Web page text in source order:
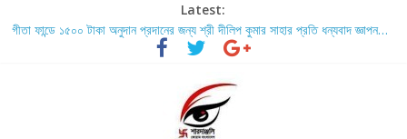
Latest:
গীতা ফান্ডে ১৫০০ টাকা অনুদান প্রদানের জন্য শ্রী দীলিপ কুমার সাহার প্রতি ধন্যবাদ জ্ঞাপন…
শ্রীশ্রী লোকনাথ ব্রহ্মচারীর ১৩৬ তম তিরোধান দিবসে বারদী শ্রী শ্রী লোকনাথ ব্রহ্মচারীর
লোকনাথ ব্রহ্মচারীর ১৩৬ তম তিরোধান দিবস উপলক্ষে নারায়ণগঞ্জ জেলার সোনারগাঁও উপজেলার
বারদীতে অবস্থা শ্রী শ্রী লোকনাথ ব্রহ্মচারীর আশ্রমে শারদাঞ্জলি ফোরামের সেবা ক্যাম্প।
গীতা ফান্ডে ৫,০০১ টাকা অনুদান প্রদানের জন্য শ্রী অয়ন সরকার (সুমন) এর প্রতি ধন্যবাদ